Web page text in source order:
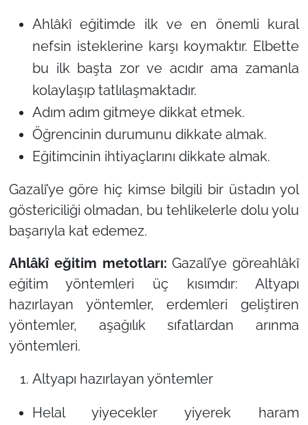
Ahlâkî eğitimde ilk ve en önemli kural
nefsin isteklerine karşı koymaktır. Elbette
bu ilk başta zor ve acıdır ama zamanla
kolaylaşıp tatlılaşmaktadır.
Adım adım gitmeye dikkat etmek.
Öğrencinin durumunu dikkate almak.
Eğitimcinin ihtiyaçlarını dikkate almak.
Gazalî’ye göre hiç kimse bilgili bir üstadın yol
göstericiliği olmadan, bu tehlikelerle dolu yolu
başarıyla kat edemez.
Ahlâkî eğitim metotları:Gazalî’ye göreahlâkî
eğitim yöntemleri üç kısımdır: Altyapı
hazırlayan yöntemler, erdemleri geliştiren
yöntemler, aşağılık sıfatlardan arınma
yöntemleri.
Altyapı hazırlayan yöntemler
Helal yiyecekler yiyerek haram